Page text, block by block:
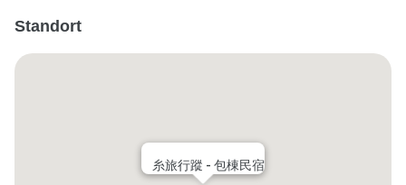
Standort
糸旅行蹤 - 包棟民宿